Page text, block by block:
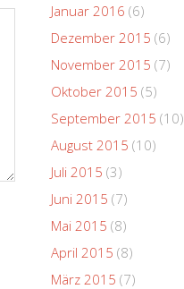
Januar 2016 (6)
Dezember 2015 (6)
November 2015 (7)
Oktober 2015 (5)
September 2015 (10)
August 2015 (10)
Juli 2015 (3)
Juni 2015 (7)
Mai 2015 (8)
April 2015 (8)
März 2015 (7)